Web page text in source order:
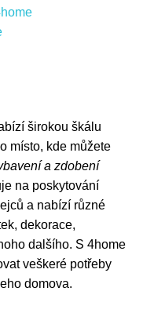
širokou škálu
místo, kde můžete
a zdobení
na poskytování
a nabízí různé
dekorace,
dalšího. S 4home
veškeré potřeby
domova.